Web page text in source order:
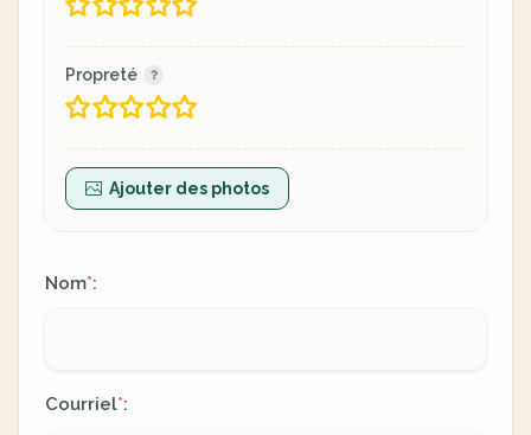
Propreté
Ajouter des photos
Nom*:
Courriel*: